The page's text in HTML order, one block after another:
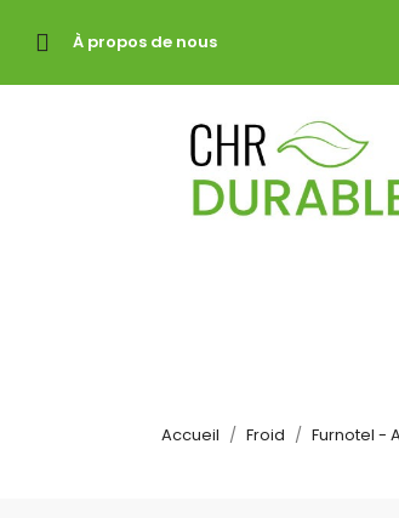
À propos de nous
Accueil Froid Furnotel -